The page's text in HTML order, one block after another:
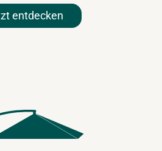
entdecken